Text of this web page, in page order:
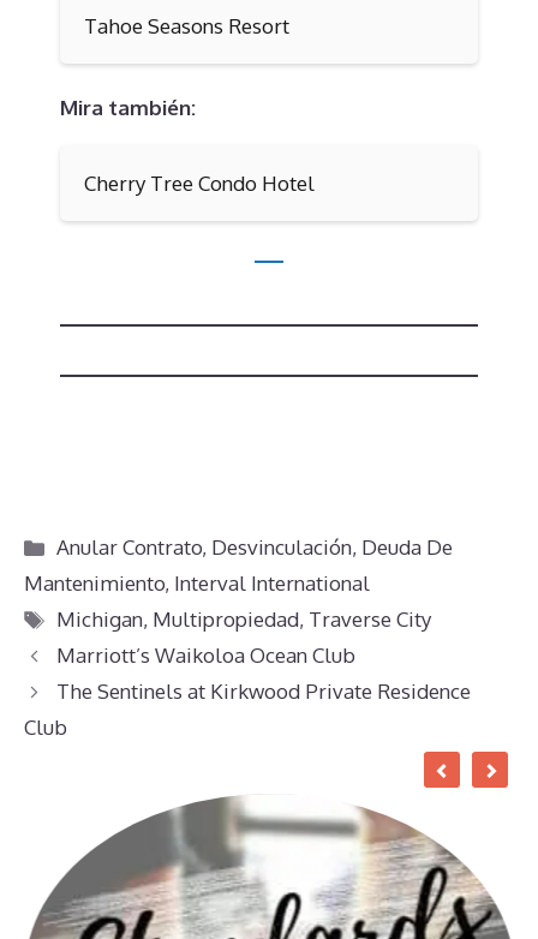
Tahoe Seasons Resort
Mira también:
Cherry Tree Condo Hotel
Categorías
Anular Contrato, Desvinculación, Deuda De
Mantenimiento, Interval International
Etiquetas
Michigan, Multipropiedad, Traverse City
Marriott’s Waikoloa Ocean Club
The Sentinels at Kirkwood Private Residence
Club